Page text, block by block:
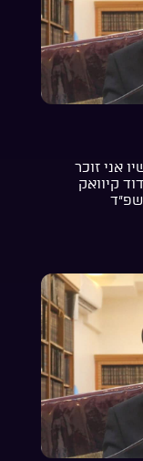
אני זוכר
קיוואק